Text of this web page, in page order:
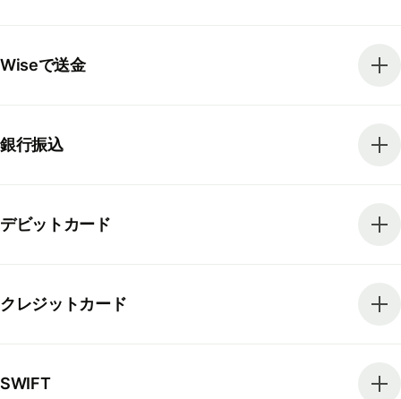
Wiseで送金
銀行振込
デビットカード
クレジットカード
SWIFT